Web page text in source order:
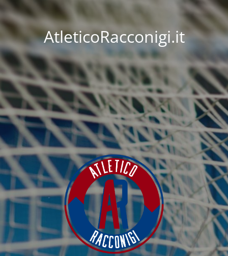
AtleticoRacconigi.it